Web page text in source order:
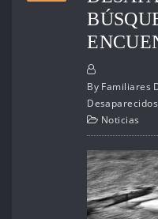
By Familiares
Desaparecidos
Noticias